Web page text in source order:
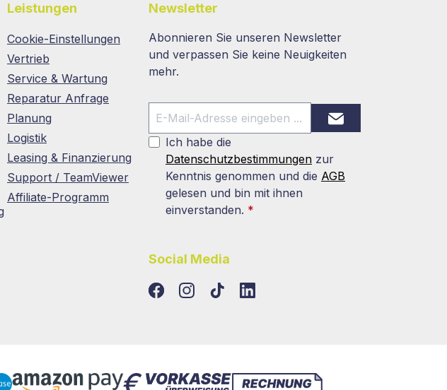
Leistungen
Cookie-Einstellungen
Vertrieb
Service & Wartung
Reparatur Anfrage
Planung
Logistik
Leasing & Finanzierung
Support / TeamViewer
Affiliate-Programm
Newsletter
Abonnieren Sie unseren Newsletter
und verpassen Sie keine Neuigkeiten
mehr.
Ich habe die
Datenschutzbestimmungen zur
Kenntnis genommen und die AGB
gelesen und bin mit ihnen
einverstanden. *
Social Media
TikTokLinkedIn